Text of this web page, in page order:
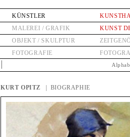
KÜNSTLER
MALEREI / GRAFIK
OBJEKT / SKULPTUR
FOTOGRAFIE
KUNST
KURT OPITZ | BIOGRAPHIE